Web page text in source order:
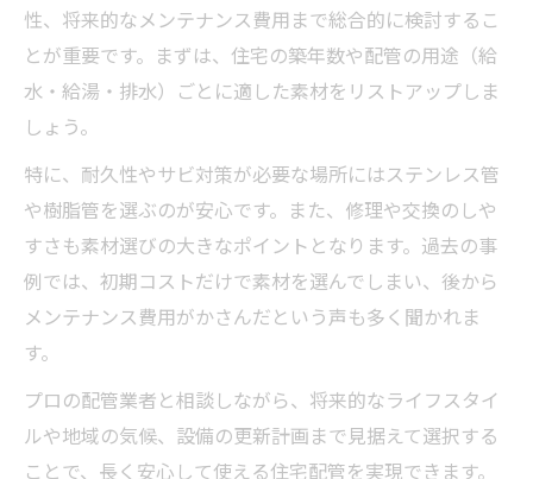
性、将来的なメンテナンス費用まで総合的に検討するこ
とが重要です。まずは、住宅の築年数や配管の用途（給
水・給湯・排水）ごとに適した素材をリストアップしま
しょう。
特に、耐久性やサビ対策が必要な場所にはステンレス管
や樹脂管を選ぶのが安心です。また、修理や交換のしや
すさも素材選びの大きなポイントとなります。過去の事
例では、初期コストだけで素材を選んでしまい、後から
メンテナンス費用がかさんだという声も多く聞かれま
す。
プロの配管業者と相談しながら、将来的なライフスタイ
ルや地域の気候、設備の更新計画まで見据えて選択する
ことで、長く安心して使える住宅配管を実現できます。